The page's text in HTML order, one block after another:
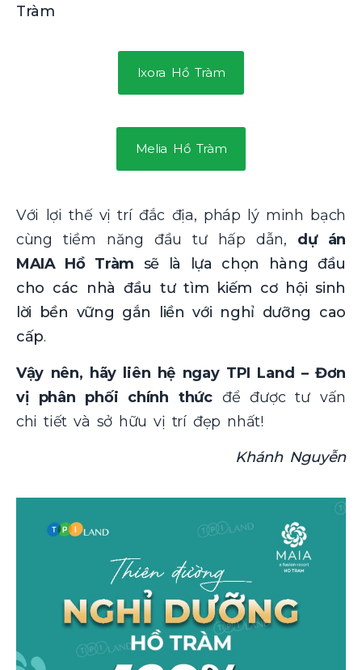
Tràm
Ixora Hồ Tràm
Melia Hồ Tràm
Với lợi thế vị trí đắc địa, pháp lý minh bạch
cùng tiềm năng đầu tư hấp dẫn, dự án
MAIA Hồ Tràm sẽ là lựa chọn hàng đầu
cho các nhà đầu tư tìm kiếm cơ hội sinh
lời bền vững gắn liền với nghỉ dưỡng cao
cấp.
Vậy nên, hãy liên hệ ngay TPI Land – Đơn
vị phân phối chính thứcđể được tư vấn
chi tiết và sở hữu vị trí đẹp nhất!
Khánh Nguyễn